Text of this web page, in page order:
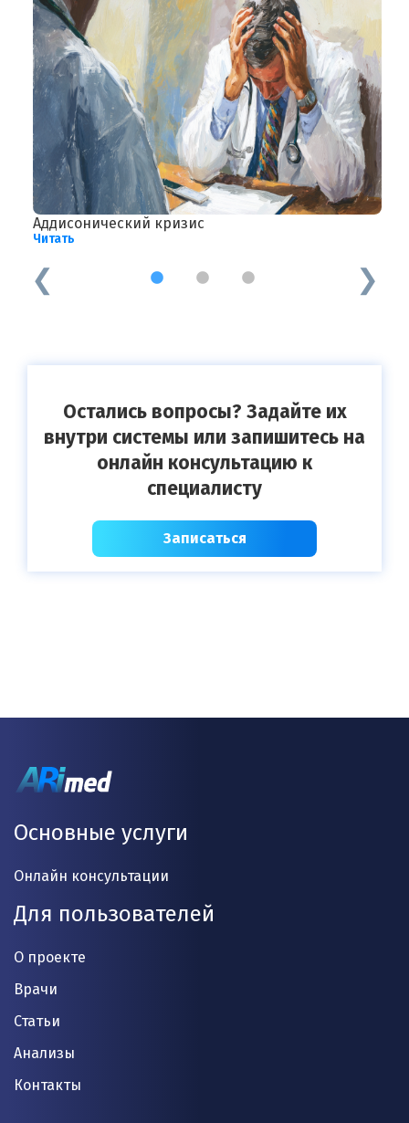
Аддисонический кризис
Читать
1 2 3
Остались вопросы? Задайте их
внутри системы или запишитесь на
онлайн консультацию к
специалисту
Записаться
Основные услуги
Онлайн консультации
Для пользователей
О проекте
Врачи
Статьи
Анализы
Контакты